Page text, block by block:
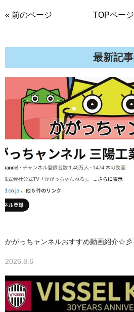
« 前のページ TOPページ
最新記事
かがっちャンネルおすすめ動画紹介☆彡
2026.8.6